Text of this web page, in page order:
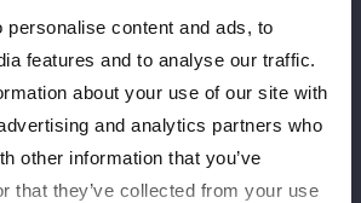
personalise content and ads, to
features and to analyse our traffic.
about your use of our site with
and analytics partners who
other information that you’ve
that they’ve collected from your use
10. ~Jejak Kaki Kami~"!!
03/07 tiket
presale untuk acara di Yokohama
pada hari Minggu, 27 April sudah